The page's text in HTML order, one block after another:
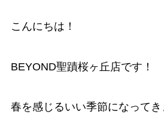
こんにちは！
BEYOND聖蹟桜ヶ丘店です！
春を感じるいい季節になってき